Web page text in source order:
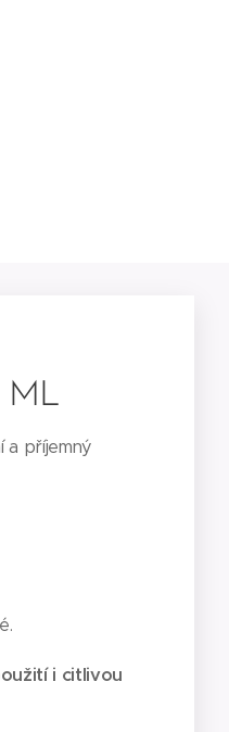
ML
a příjemný
i citlivou